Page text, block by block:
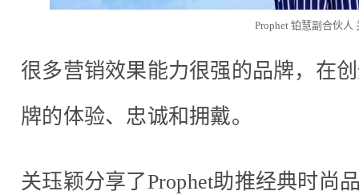
Prophet 铂慧副合伙人
很多营销效果能力很强的品牌，在
牌的体验、忠诚和拥戴。
关珏颖分享了Prophet助推经典时尚